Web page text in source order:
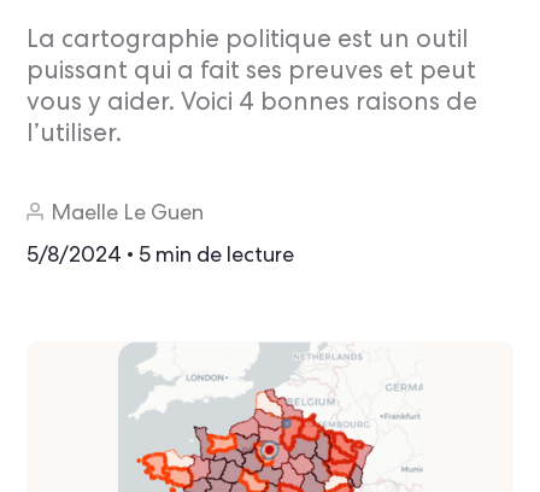
La cartographie politique est un outil
puissant qui a fait ses preuves et peut
vous y aider. Voici 4 bonnes raisons de
l’utiliser.
Maelle Le Guen
5/8/2024
5 min de lecture